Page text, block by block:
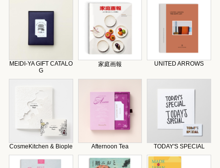
MEIDI-YA GIFT CATALO
G
家庭画報 UNITED ARROWS
CosmeKitchen & Biople Afternoon Tea TODAY'S SPECIAL